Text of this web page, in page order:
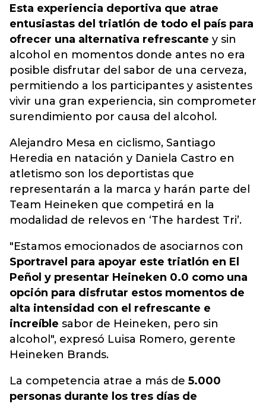
Esta experiencia deportiva que atrae
entusiastas del triatlón de todo el país para
ofrecer una alternativa refrescante y sin
alcohol en momentos donde antes no era
posible disfrutar del sabor de una cerveza,
permitiendo a los participantes y asistentes
vivir una gran experiencia, sin comprometer
surendimiento por causa del alcohol.
Alejandro Mesa en ciclismo, Santiago
Heredia en natación y Daniela Castro en
atletismo son los deportistas que
representarán a la marca y harán parte del
Team Heineken que competirá en la
modalidad de relevos en ‘The hardest Tri’.
"Estamos emocionados de asociarnos con
Sportravel para apoyar este triatlón en El
Peñol y presentar Heineken 0.0 como una
opción para disfrutar estos momentos de
alta intensidad con el refrescante e
increíble sabor de Heineken, pero sin
alcohol", expresó Luisa Romero, gerente
Heineken Brands.
La competencia atrae a más de 5.000
personas durante los tres días de